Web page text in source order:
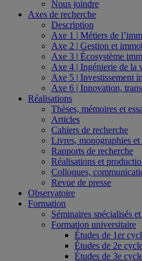
Nous joindre
Axes de recherche
Description
Axe 1 | Métiers de
Axe 2 | Gestion et
Axe 3 | Écosystème
Axe 4 | Ingénierie de la
Axe 5 | Investissement
Axe 6 | Innovation,
Réalisations
Thèses, mémoires et
Articles
Cahiers de recherche
Livres, monographies et
Rapports de recherche
Réalisations et
Colloques,
Revue de presse
Observatoire
Formation
Séminaires spécialisés
Formation universitaire
Études de 1er
Études de 2e
Études de 3e